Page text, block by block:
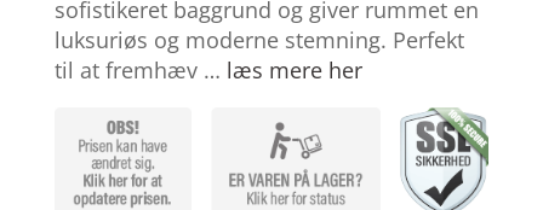
sofistikeret baggrund og giver rummet en
luksuriøs og moderne stemning. Perfekt
til at fremhæv … læs mere her